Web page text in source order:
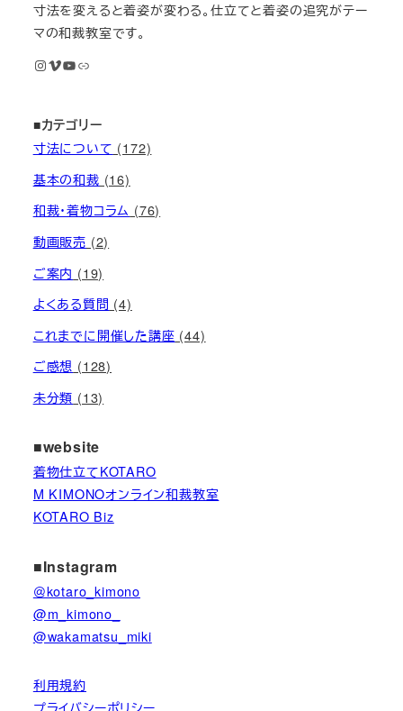
寸法を変えると着姿が変わる。仕立てと着姿の追究がテー
マの和裁教室です。
InstagramVimeo YouTube M KIMONOオンライン和裁教室
■カテゴリー
寸法について (172)
基本の和裁 (16)
和裁・着物コラム (76)
動画販売 (2)
ご案内 (19)
よくある質問 (4)
これまでに開催した講座 (44)
ご感想 (128)
未分類 (13)
■website
着物仕立てKOTARO
M KIMONOオンライン和裁教室
KOTARO Biz
■Instagram
＠kotaro_kimono
@m_kimono_
@wakamatsu_miki
利用規約
プライバシーポリシー